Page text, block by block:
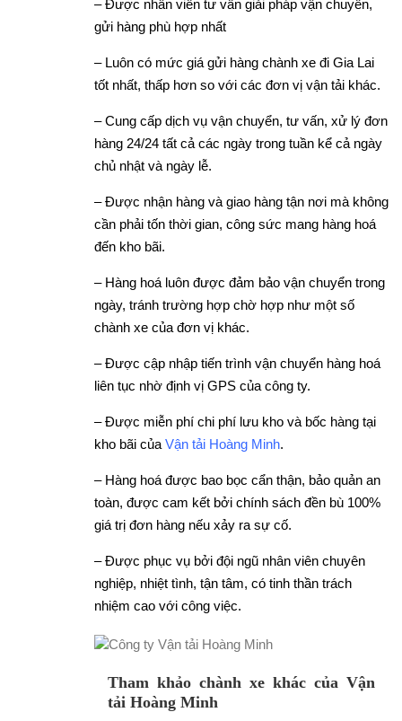
– Được nhân viên tư vấn giải pháp vận chuyển,
gửi hàng phù hợp nhất
– Luôn có mức giá gửi hàng chành xe đi Gia Lai
tốt nhất, thấp hơn so với các đơn vị vận tải khác.
– Cung cấp dịch vụ vận chuyển, tư vấn, xử lý đơn
hàng 24/24 tất cả các ngày trong tuần kể cả ngày
chủ nhật và ngày lễ.
– Được nhận hàng và giao hàng tận nơi mà không
cần phải tốn thời gian, công sức mang hàng hoá
đến kho bãi.
– Hàng hoá luôn được đảm bảo vận chuyển trong
ngày, tránh trường hợp chờ hợp như một số
chành xe của đơn vị khác.
– Được cập nhập tiến trình vận chuyển hàng hoá
liên tục nhờ định vị GPS của công ty.
– Được miễn phí chi phí lưu kho và bốc hàng tại
kho bãi của Vận tải Hoàng Minh.
– Hàng hoá được bao bọc cẩn thận, bảo quản an
toàn, được cam kết bởi chính sách đền bù 100%
giá trị đơn hàng nếu xảy ra sự cố.
– Được phục vụ bởi đội ngũ nhân viên chuyên
nghiệp, nhiệt tình, tận tâm, có tinh thần trách
nhiệm cao với công việc.
Tham khảo chành xe khác của Vận
tải Hoàng Minh